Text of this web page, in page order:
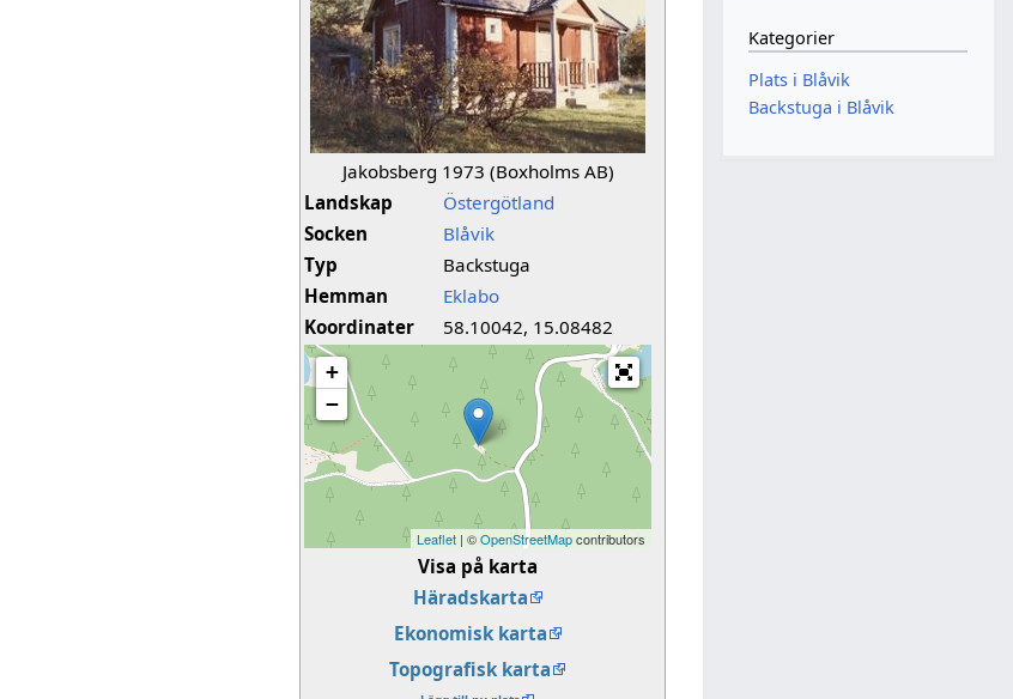
Jakobsberg 1973 (Boxholms AB)
Landskap
Östergötland
Socken
Blåvik
Typ
Backstuga
Hemman
Eklabo
Koordinater
58.10042, 15.08482
+
−
Leaflet | ©OpenStreetMapcontributors
Visa på karta
Häradskarta
Ekonomisk karta
Topografisk karta
Kategorier
Plats i Blåvik
Backstuga i Blåvik